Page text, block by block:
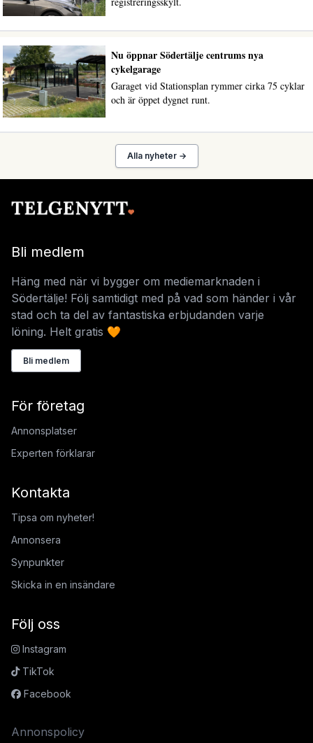
Nu öppnar Södertälje centrums nya
cykelgarage
Garaget vid Stationsplan rymmer cirka 75 cyklar
och är öppet dygnet runt.
Alla nyheter →
Bli medlem
Häng med när vi bygger om mediemarknaden i
Södertälje! Följ samtidigt med på vad som händer i vår
stad och ta del av fantastiska erbjudanden varje
löning. Helt gratis 🧡
Bli medlem
För företag
Annonsplatser
Experten förklarar
Kontakta
Tipsa om nyheter!
Annonsera
Synpunkter
Skicka in en insändare
Följ oss
Instagram
TikTok
Facebook
Annonspolicy